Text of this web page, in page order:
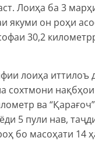
Лоиҳа ба 3
якуми он роҳи
30,2
лоиҳа иттилоъ
сохтмони нақбҳои
ва
5 пули нав,
бо масоҳати 14